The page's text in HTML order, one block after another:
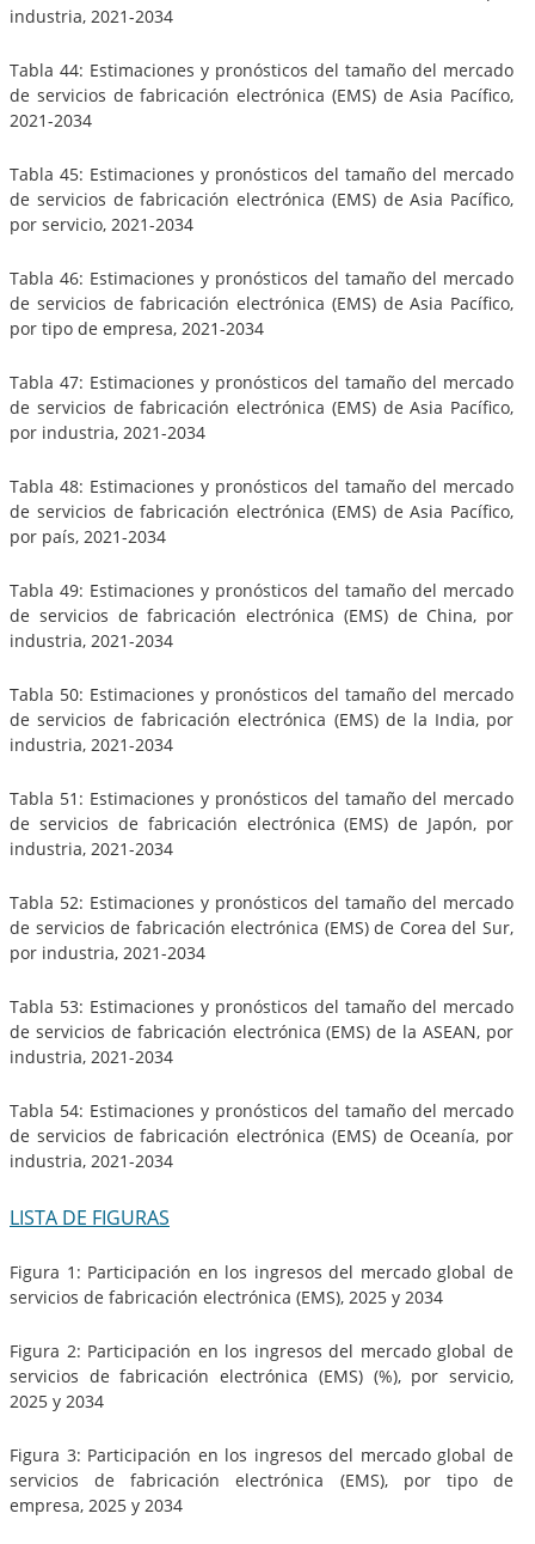
industria, 2021-2034
Tabla 44: Estimaciones y pronósticos del tamaño del mercado
de servicios de fabricación electrónica (EMS) de Asia Pacífico,
2021-2034
Tabla 45: Estimaciones y pronósticos del tamaño del mercado
de servicios de fabricación electrónica (EMS) de Asia Pacífico,
por servicio, 2021-2034
Tabla 46: Estimaciones y pronósticos del tamaño del mercado
de servicios de fabricación electrónica (EMS) de Asia Pacífico,
por tipo de empresa, 2021-2034
Tabla 47: Estimaciones y pronósticos del tamaño del mercado
de servicios de fabricación electrónica (EMS) de Asia Pacífico,
por industria, 2021-2034
Tabla 48: Estimaciones y pronósticos del tamaño del mercado
de servicios de fabricación electrónica (EMS) de Asia Pacífico,
por país, 2021-2034
Tabla 49: Estimaciones y pronósticos del tamaño del mercado
de servicios de fabricación electrónica (EMS) de China, por
industria, 2021-2034
Tabla 50: Estimaciones y pronósticos del tamaño del mercado
de servicios de fabricación electrónica (EMS) de la India, por
industria, 2021-2034
Tabla 51: Estimaciones y pronósticos del tamaño del mercado
de servicios de fabricación electrónica (EMS) de Japón, por
industria, 2021-2034
Tabla 52: Estimaciones y pronósticos del tamaño del mercado
de servicios de fabricación electrónica (EMS) de Corea del Sur,
por industria, 2021-2034
Tabla 53: Estimaciones y pronósticos del tamaño del mercado
de servicios de fabricación electrónica (EMS) de la ASEAN, por
industria, 2021-2034
Tabla 54: Estimaciones y pronósticos del tamaño del mercado
de servicios de fabricación electrónica (EMS) de Oceanía, por
industria, 2021-2034
LISTA DE FIGURAS
Figura 1: Participación en los ingresos del mercado global de
servicios de fabricación electrónica (EMS), 2025 y 2034
Figura 2: Participación en los ingresos del mercado global de
servicios de fabricación electrónica (EMS) (%), por servicio,
2025 y 2034
Figura 3: Participación en los ingresos del mercado global de
servicios de fabricación electrónica (EMS), por tipo de
empresa, 2025 y 2034